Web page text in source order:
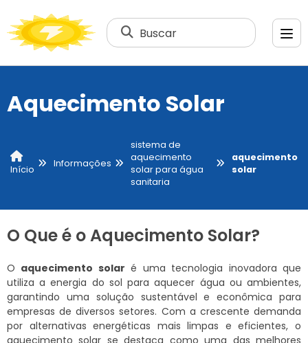
Buscar
Aquecimento Solar
Início
Informações
sistema de
aquecimento
solar para água
sanitaria
aquecimento
solar
O Que é o Aquecimento Solar?
O aquecimento solar é uma tecnologia inovadora que
utiliza a energia do sol para aquecer água ou ambientes,
garantindo uma solução sustentável e econômica para
empresas de diversos setores. Com a crescente demanda
por alternativas energéticas mais limpas e eficientes, o
aquecimento solar se destaca como uma das melhores